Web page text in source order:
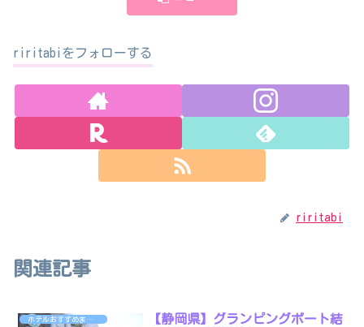
riritabiをフォローする
riritabi
関連記事
ホテルおすすめまとめ
【静岡県】グランピングポート結